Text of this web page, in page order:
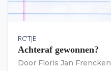
RC'TJE
Achteraf gewonnen?
Door Floris Jan Frencken